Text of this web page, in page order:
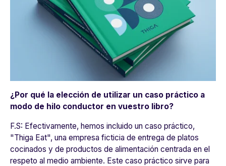
¿Por qué la elección de utilizar un caso práctico a
modo de hilo conductor en vuestro libro?
F.S: Efectivamente, hemos incluido un caso práctico,
"Thiga Eat", una empresa ficticia de entrega de platos
cocinados y de productos de alimentación centrada en el
respeto al medio ambiente. Este caso práctico sirve para